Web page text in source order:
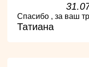
Спасибо , за ваш
Татиана